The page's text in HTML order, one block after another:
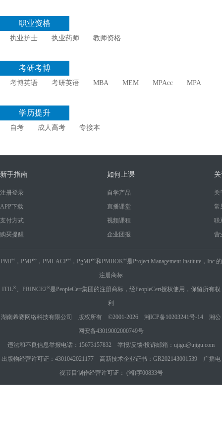
职业资格
执业护士 执业药师 教师资格
考研考博
考博英语 考研英语 MBA MEM MPAcc MPA
学历提升
自考 成人高考 专接本
新手指南
注册登录
APP下载
支付方式
购买提醒
如何上课
自学产品
直播课堂
视频课程
企业团报
关
常
联
营
PMI ®，PMP®，PMI-ACP®，PgMP®和PMBOK®是Project Management Institute，Inc.的
注册商标
ITIL®、PRINCE2®是PeopleCert集团的注册商标，经PeopleCert授权使用，保留所有权
利
湖南希赛网络科技有限公司 版权所有 ©2001-2026 湘ICP备10203241号-14
湘公
网安备43019002000749号
违法和不良信息举报电话：15673157832 举报/反馈/投诉邮箱：ujigu@ujigu.com
出版物经营许可证：4301042021177 高新技术企业证书：GR202143001539 广播电
视节目制作经营许可证： (湘)字00833号